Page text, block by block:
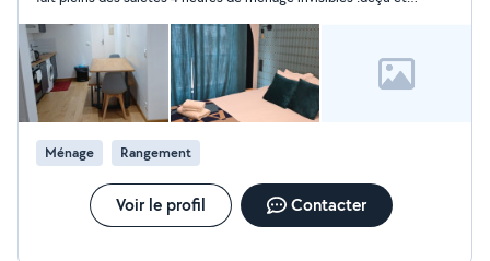
Ménage Rangement
Voir le profil Contacter